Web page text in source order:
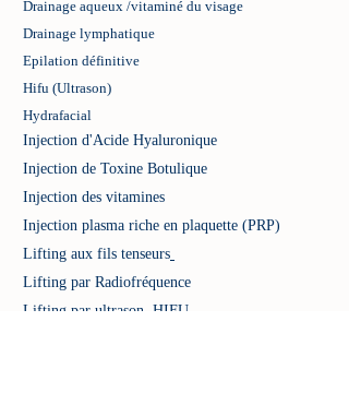
Drainage aqueux /vitaminé du visage
Drainage lymphatique
Epilation définitive
Hifu (Ultrason)
Hydrafacial
Injection d'Acide Hyaluronique
Injection de Toxine Botulique
Injection des vitamines
Injection plasma riche en plaquette (PRP)
Lifting aux fils tenseurs
Lifting par Radiofréquence
Lifting par ultrason HIFU